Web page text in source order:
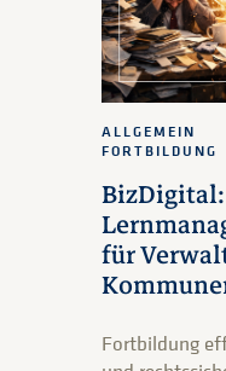
für
ALLGEMEIN
FORTBILDUNG
Fortbildung